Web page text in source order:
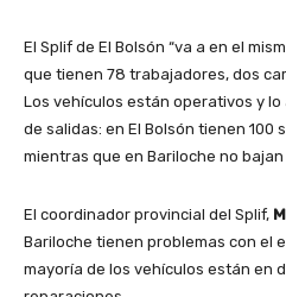
El Splif de El Bolsón “va a en el
que tienen 78 trabajadores, dos
Los vehículos están operativos y
de salidas: en El Bolsón tienen 100
mientras que en Bariloche no bajan
El coordinador provincial del Splif,
Bariloche tienen problemas con el
mayoría de los vehículos están en